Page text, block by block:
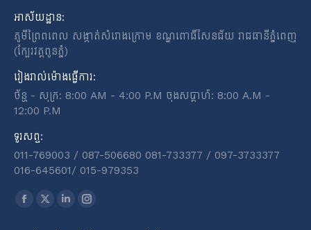
អាស័យដ្ឋាន:
ភូមីព្រៃពពេល សង្កាត់សំរោងក្រោម ខណ្ឌពោធិ៍សែនជ័យ រាជធានីភ្នំពេញ
(ក្បែរវត្តពូនភ្នំ)
រៀងរាល់ម៉ោងធ្វើការ:
ច័ន្ហ - សុក្រ: 8:00 AM - 4:00 P.M ចុងសប្តាហ៍: 8:00 A.M -
12:00 P.M
ទូរសព្ទ:
011-769003 / 087-506680 081-733377 / 097-3733377
016-645601​/​ 015-979353
Find us on:
Facebook
X
LinkedinInstagram